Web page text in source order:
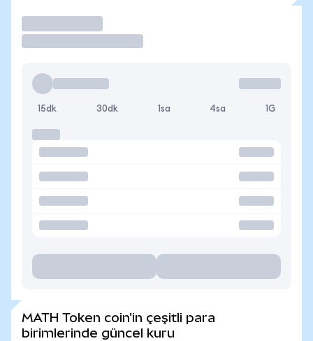
15dk 30dk 1sa 4sa 1G
MATH Token coin'in çeşitli para
birimlerinde güncel kuru